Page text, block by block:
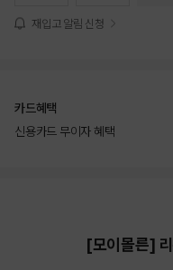
재입고 알림 신청
카드혜택
신용카드 무이자 혜택
[모이몰른]